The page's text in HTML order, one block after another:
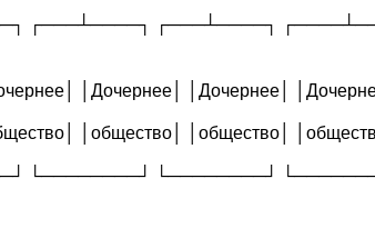
┌───┴────┐ ┌───┴────┐
│Дочернее│ │Дочернее│
│общество│ │общество│
└────────┘ └────────┘